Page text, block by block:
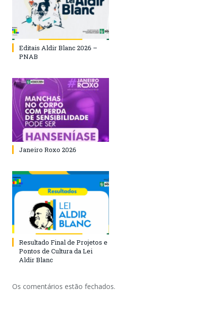
Editais Aldir Blanc 2026 –
PNAB
Janeiro Roxo 2026
Resultado Final de Projetos e
Pontos de Cultura da Lei
Aldir Blanc
Os comentários estão fechados.